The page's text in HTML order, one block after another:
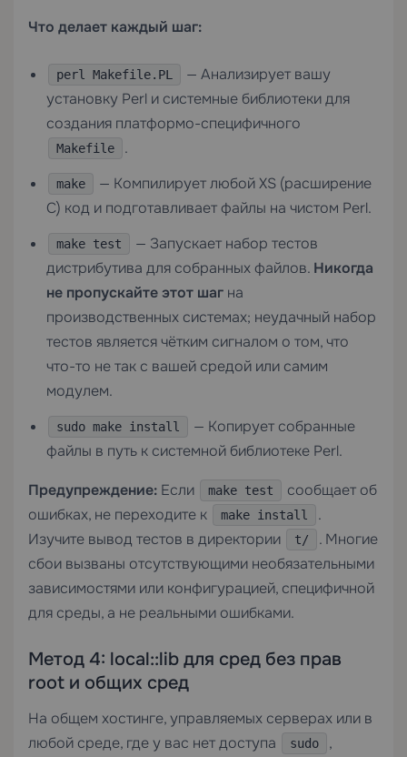
Что делает каждый шаг:
perl Makefile.PL
— Анализирует вашу
установку Perl и системные библиотеки для
создания платформо-специфичного
Makefile .
make
— Компилирует любой XS (расширение
C) код и подготавливает файлы на чистом Perl.
make test
— Запускает набор тестов
дистрибутива для собранных файлов. Никогда
не пропускайте этот шаг на
производственных системах; неудачный набор
тестов является чётким сигналом о том, что
что-то не так с вашей средой или самим
модулем.
sudo make install
— Копирует собранные
файлы в путь к системной библиотеке Perl.
Предупреждение: Если make test
сообщает об
ошибках, не переходите к
make install
.
Изучите вывод тестов в директории
t/
. Многие
сбои вызваны отсутствующими необязательными
зависимостями или конфигурацией, специфичной
для среды, а не реальными ошибками.
Метод 4: local::lib для сред без прав
root и общих сред
На общем хостинге, управляемых серверах или в
любой среде, где у вас нет доступа
sudo ,